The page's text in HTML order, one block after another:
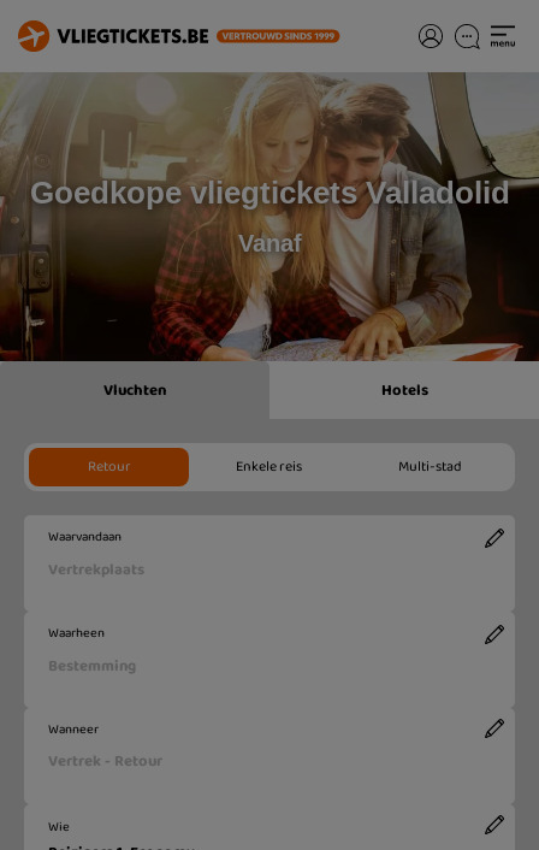
Goedkope vliegtickets Valladolid
Vanaf